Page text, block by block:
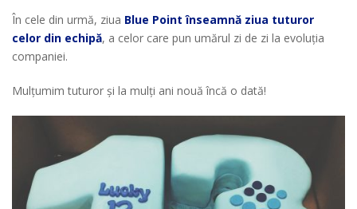
În cele din urmă, ziua Blue Point înseamnă ziua tuturor
celor din echipă, a celor care pun umărul zi de zi la evoluția
companiei.
Mulțumim tuturor și la mulți ani nouă încă o dată!